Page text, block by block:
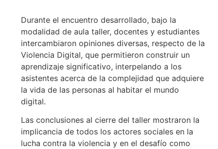
Durante el encuentro desarrollado, bajo la
modalidad de aula taller, docentes y estudiantes
intercambiaron opiniones diversas, respecto de la
Violencia Digital, que permitieron construir un
aprendizaje significativo, interpelando a los
asistentes acerca de la complejidad que adquiere
la vida de las personas al habitar el mundo
digital.
Las conclusiones al cierre del taller mostraron la
implicancia de todos los actores sociales en la
lucha contra la violencia y en el desafío como